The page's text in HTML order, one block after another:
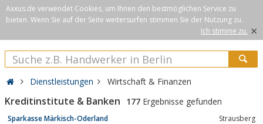
Axxus.de verwendet Cookies, um Ihnen den bestmöglichen Service zu
bieten. Wenn Sie auf der Seite weitersurfen stimmen Sie der Nutzung zu.
Ich stimme zu. ×
Dienstleistungen Wirtschaft & Finanzen
Kreditinstitute & Banken 177 Ergebnisse gefunden
Sparkasse Märkisch-Oderland
Strausberg